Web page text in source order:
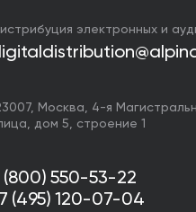
электронных и
Москва, 4-я
дом 5, строение 1
(800) 550-53-22
(495) 120-07-04